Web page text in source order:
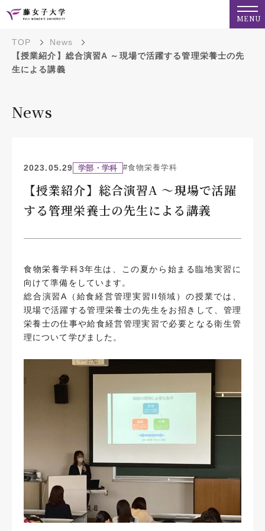
MENU
TOP
News
【授業紹介】総合演習A ～現場で活躍する管理栄養士の先
生による講義
News
2023.05.29 学部・学科 #食物栄養学科
【授業紹介】総合演習A ～現場で活躍
する管理栄養士の先生による講義
食物栄養学科3年生は、この夏から始まる臨地実習に
向けて準備をしています。
総合演習A（給食経営管理実習II領域）の授業では、
現場で活躍する管理栄養士の先生をお招きして、管理
栄養士の仕事や給食経営管理実習で必要となる衛生管
理について学びました。